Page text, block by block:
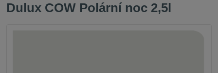
Dulux COW Polární noc 2,5l